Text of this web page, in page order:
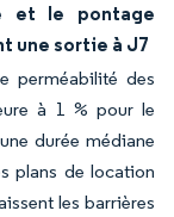
et le pontage
une sortie à J7
perméabilité des
à 1 % pour le
durée médiane
plans de location
les barrières